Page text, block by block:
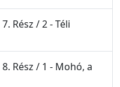
Rész / 2 - Téli
Rész / 1 - Mohó, a